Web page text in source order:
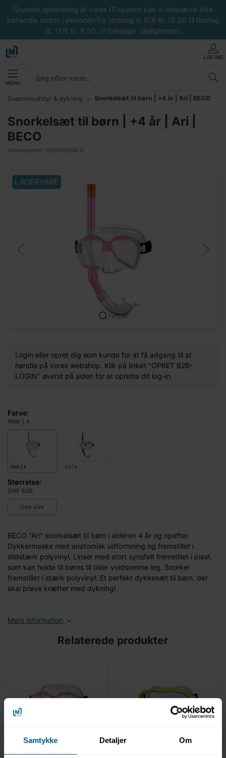
Samtykke Detaljer Om
Grundet opdatering af vores IT-system kan vi desværre ikke
behandle ordrer i perioden fra torsdag d. 6/8 kl. 16.00 til tirsdag
d. 11/8 kl. 8.00. Vi beklager ulejligheden.
LOG IND
MENU
Svømmeudstyr & dykning Snorkelsæt til børn | +4 år | Ari | BECO
Snorkelsæt til børn | +4 år | Ari |
BECO
Varenummer: 020499004-4
LAGERVARE
Forstør
Login eller opret dig som kunde for at få adgang til at
handle på vores webshop. Klik på linket "OPRET B2B-
LOGIN" øverst på siden for at oprette dit log-in.
Farve:
PINK | 4
Pink | 4 Blå | 6
Størrelse:
ONE SIZE
One size
BECO "Ari" snorkelsæt til børn i alderen 4 år og opefter.
Dykkermaske med anatomisk udformning og fremstillet i
slidstærk polyvinyl. Linser med stort synsfelt fremstillet i plast,
som kan holde til børns til tider voldsomme leg. Snorkel
fremstillet i stærk polyvinyl. Et perfekt dykkesæt til børn, der
skal prøve kræfter med dykning!
Mere information
Relaterede produkter
020499001
Dykkermaske til børn |
020499003